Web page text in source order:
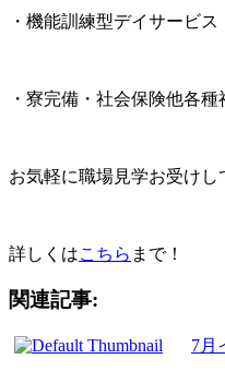
・機能訓練型デイサービス
・寮完備・社会保険他各種
お気軽に職場見学お受けし
詳しくはこちら まで！
関連記事:
7月